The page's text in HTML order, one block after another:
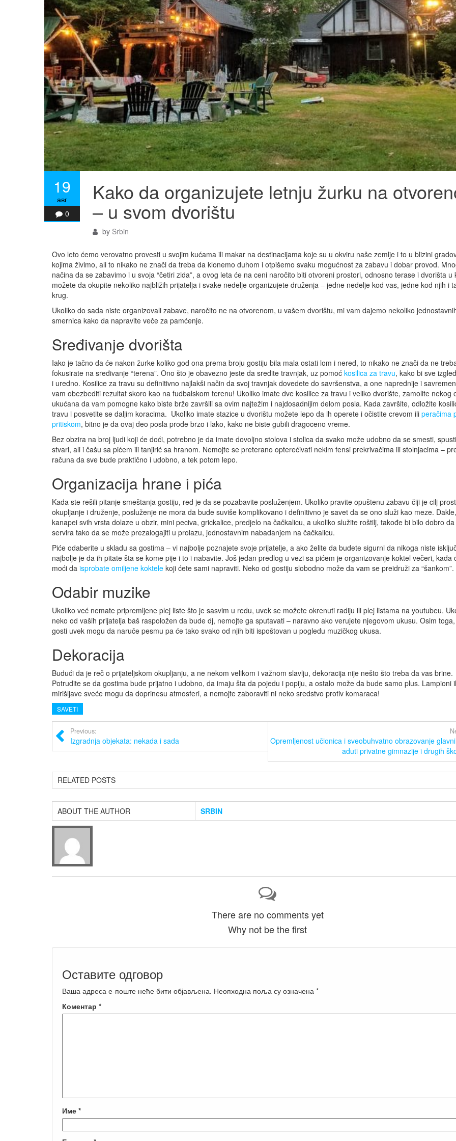
19
авг
0
Kako da organizujete letnju žurku na
– u svom dvorištu
by Srbin
Ovo leto ćemo verovatno provesti u svojim kućama ili makar na destinacijama koje su u okviru naše zemlje i to u blizini
kojima živimo, ali to nikako ne znači da treba da klonemo duhom i otpišemo svaku mogućnost za zabavu i dobar provod.
načina da se zabavimo i u svoja “četiri zida”, a ovog leta će na ceni naročito biti otvoreni prostori, odnosno terase i dvorišta u
možete da okupite nekoliko najbližih prijatelja i svake nedelje organizujete druženja – jedne nedelje kod vas, jedne kod njih i
krug.
Ukoliko do sada niste organizovali zabave, naročito ne na otvorenom, u vašem dvorištu, mi vam dajemo nekoliko
smernica kako da napravite veče za pamćenje.
Sređivanje dvorišta
Iako je tačno da će nakon žurke koliko god ona prema broju gostiju bila mala ostati lom i nered, to nikako ne znači da ne
fokusirate na sređivanje “terena”. Ono što je obavezno jeste da sredite travnjak, uz pomoć kosilica za travu, kako bi sve
i uredno. Kosilice za travu su definitivno najlakši način da svoj travnjak dovedete do savršenstva, a one naprednije i
vam obezbediti rezultat skoro kao na fudbalskom terenu! Ukoliko imate dve kosilice za travu i veliko dvorište, zamolite nekog
ukućana da vam pomogne kako biste brže završili sa ovim najtežim i najdosadnijim delom posla. Kada završite, odložite
travu i posvetite se daljim koracima. Ukoliko imate stazice u dvorištu možete lepo da ih operete i očistite crevom ili peračima
pritiskom, bitno je da ovaj deo posla prođe brzo i lako, kako ne biste gubili dragoceno vreme.
Bez obzira na broj ljudi koji će doći, potrebno je da imate dovoljno stolova i stolica da svako može udobno da se smesti,
stvari, ali i čašu sa pićem ili tanjirić sa hranom. Nemojte se preterano opterećivati nekim fensi prekrivačima ili stolnjacima –
računa da sve bude praktično i udobno, a tek potom lepo.
Organizacija hrane i pića
Kada ste rešili pitanje smeštanja gostiju, red je da se pozabavite posluženjem. Ukoliko pravite opuštenu zabavu čiji je cilj
okupljanje i druženje, posluženje ne mora da bude suviše komplikovano i definitivno je savet da se ono služi kao meze. Dakle,
kanapei svih vrsta dolaze u obzir, mini peciva, grickalice, predjelo na čačkalicu, a ukoliko služite roštilj, takođe bi bilo dobro
servira tako da se može prezalogajiti u prolazu, jednostavnim nabadanjem na čačkalicu.
Piće odaberite u skladu sa gostima – vi najbolje poznajete svoje prijatelje, a ako želite da budete sigurni da nikoga niste
najbolje je da ih pitate šta se kome pije i to i nabavite. Još jedan predlog u vezi sa pićem je organizovanje koktel večeri, kada
moći da isprobate omiljene koktele koji ćete sami napraviti. Neko od gostiju slobodno može da vam se preidruži za “šankom”.
Odabir muzike
Ukoliko već nemate pripremljene plej liste što je sasvim u redu, uvek se možete okrenuti radiju ili plej listama na youtubeu.
neko od vaših prijatelja baš raspoložen da bude dj, nemojte ga sputavati – naravno ako verujete njegovom ukusu. Osim
gosti uvek mogu da naruče pesmu pa će tako svako od njih biti ispoštovan u pogledu muzičkog ukusa.
Dekoracija
Budući da je reč o prijateljskom okupljanju, a ne nekom velikom i važnom slavlju, dekoracija nije nešto što treba da vas brine.
Potrudite se da gostima bude prijatno i udobno, da imaju šta da pojedu i popiju, a ostalo može da bude samo plus. Lampioni
mirišljave sveće mogu da doprinesu atmosferi, a nemojte zaboraviti ni neko sredstvo protiv komaraca!
SAVETI
Previous:
Izgradnja objekata: nekada i sada
Opremljenost učionica i sveobuhvatno obrazovanje
aduti privatne gimnazije i drugih
RELATED POSTS
ABOUT THE AUTHOR SRBIN
There are no comments yet
Why not be the first
Оставите одговор
Ваша адреса е-поште неће бити објављена. Неопходна поља су означена *
Коментар *
Име *